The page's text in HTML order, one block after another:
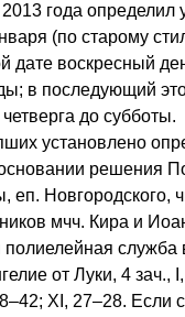
года определил
(по старому
дате воскресный
в последующий
до субботы.
установлено
решения
еп. Новгородского,
мчч. Кира и
от Луки, 4
XI, 27–28.